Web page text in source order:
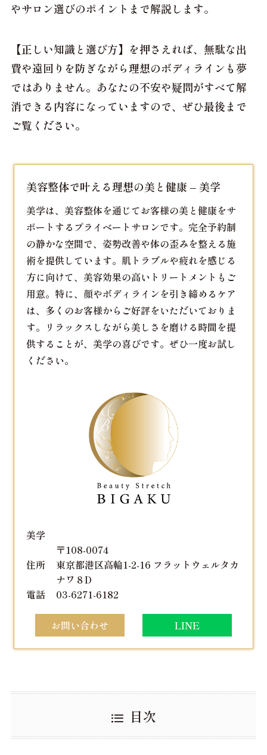
やサロン選びのポイントまで解説します。
【正しい知識と選び方】を押さえれば、無駄な出
費や遠回りを防ぎながら理想のボディラインも夢
ではありません。あなたの不安や疑問がすべて解
消できる内容になっていますので、ぜひ最後まで
ご覧ください。
美容整体で叶える理想の美と健康 – 美学
美学は、美容整体を通じてお客様の美と健康をサ
ポートするプライベートサロンです。完全予約制
の静かな空間で、姿勢改善や体の歪みを整える施
術を提供しています。肌トラブルや疲れを感じる
方に向けて、美容効果の高いトリートメントもご
用意。特に、顔やボディラインを引き締めるケア
は、多くのお客様からご好評をいただいておりま
す。リラックスしながら美しさを磨ける時間を提
供することが、美学の喜びです。ぜひ一度お試し
ください。
美学
住所
〒108-0074
東京都港区高輪1-2-16 フラットウェルタカ
ナワ８D
電話
03-6271-6182
お問い合わせ LINE
目次